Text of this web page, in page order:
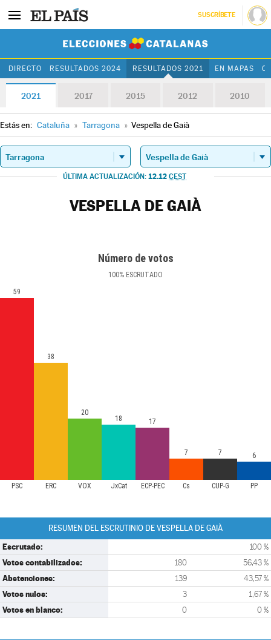
SUSCRÍBETE
DIRECTO RESULTADOS 2024 RESULTADOS 2021 EN MAPAS
2021 2017 2015 2012 2010
Estás en: Cataluña » Tarragona » Vespella de Gaià
ÚLTIMA ACTUALIZACIÓN: 12.12 CEST
VESPELLA DE GAIÀ
Número de votos
100% ESCRUTADO
PSC ERC VOX JxCat ECP-PEC Cs CUP-G PP
59
38
20
18 17
7 7 6
RESUMEN DEL ESCRUTINIO DE VESPELLA DE GAIÀ
Escrutado: 100 %
Votos contabilizados: 180 56,43 %
Abstenciones: 139 43,57 %
Votos nulos: 3 1,67 %
Votos en blanco: 0 0 %